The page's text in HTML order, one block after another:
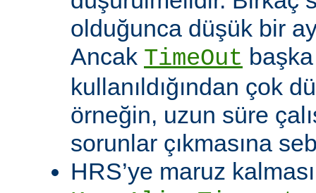
olduğunca düşük bir
Ancak TimeOut
kullanıldığından çok
örneğin, uzun süre
sorunlar çıkmasına
HRS’ye maruz